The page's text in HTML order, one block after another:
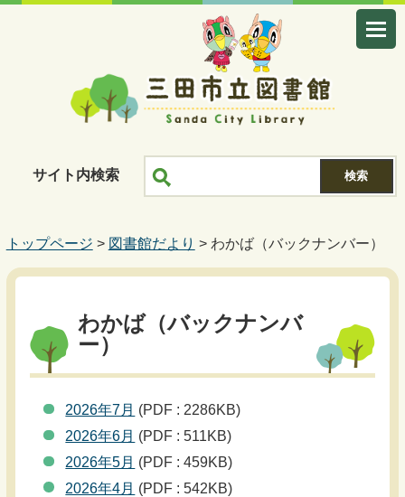
サイト内検索
トップページ > 図書館だより > わかば（バックナンバー）
わかば（バックナンバ
ー）
2026年7月 (PDF : 2286KB)
2026年6月 (PDF : 511KB)
2026年5月 (PDF : 459KB)
2026年4月 (PDF : 542KB)